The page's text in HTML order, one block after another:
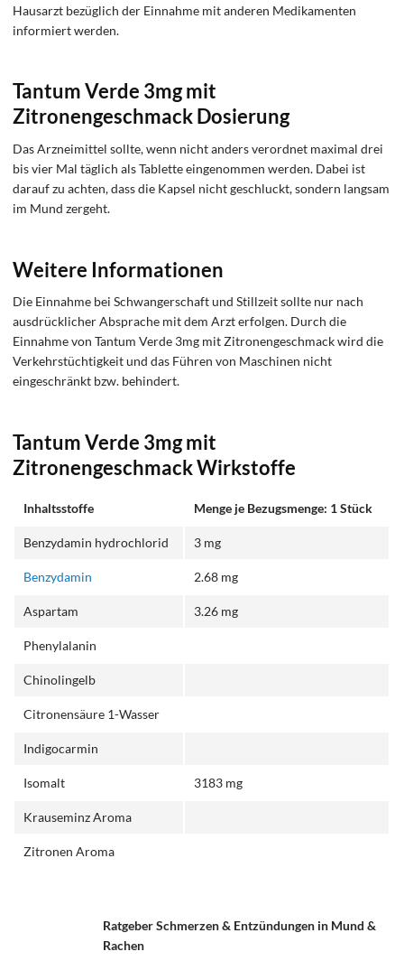
Hausarzt bezüglich der Einnahme mit anderen Medikamenten
informiert werden.
Tantum Verde 3mg mit
Zitronengeschmack Dosierung
Das Arzneimittel sollte, wenn nicht anders verordnet maximal drei
bis vier Mal täglich als Tablette eingenommen werden. Dabei ist
darauf zu achten, dass die Kapsel nicht geschluckt, sondern langsam
im Mund zergeht.
Weitere Informationen
Die Einnahme bei Schwangerschaft und Stillzeit sollte nur nach
ausdrücklicher Absprache mit dem Arzt erfolgen. Durch die
Einnahme von Tantum Verde 3mg mit Zitronengeschmack wird die
Verkehrstüchtigkeit und das Führen von Maschinen nicht
eingeschränkt bzw. behindert.
Tantum Verde 3mg mit
Zitronengeschmack Wirkstoffe
Inhaltsstoffe Menge je Bezugsmenge: 1 Stück
Benzydamin hydrochlorid 3 mg
Benzydamin 2.68 mg
Aspartam 3.26 mg
Phenylalanin
Chinolingelb
Citronensäure 1-Wasser
Indigocarmin
Isomalt 3183 mg
Krauseminz Aroma
Zitronen Aroma
Ratgeber Schmerzen & Entzündungen in Mund &
Rachen